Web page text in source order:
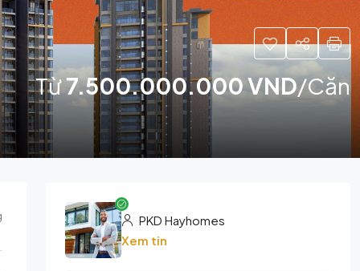
Từ7.500.000.000 VND/Căn
PKD Hayhomes
Xem tin